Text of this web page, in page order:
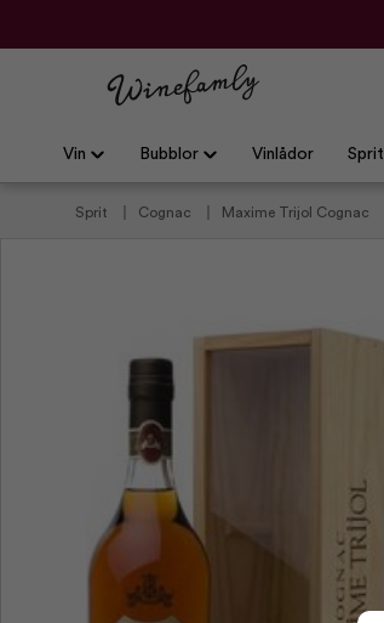
Vin Bubblor Vinlådor Sprit
Sprit Cognac Maxime Trijol Cognac